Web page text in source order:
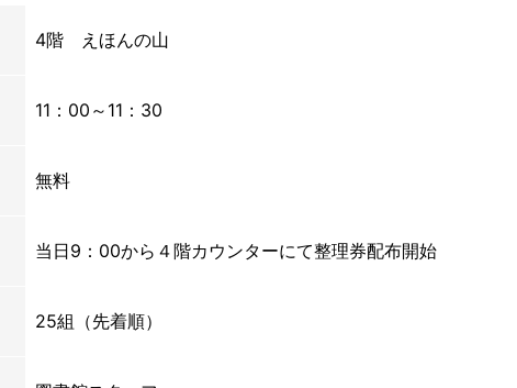
4階 えほんの山
11：00～11：30
無料
当日9：00から４階カウンターにて整理券配布開始
25組（先着順）